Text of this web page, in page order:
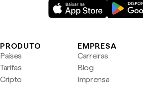
PRODUTO
Países
Tarifas
Cripto
EMPRESA
Carreiras
Blog
Imprensa